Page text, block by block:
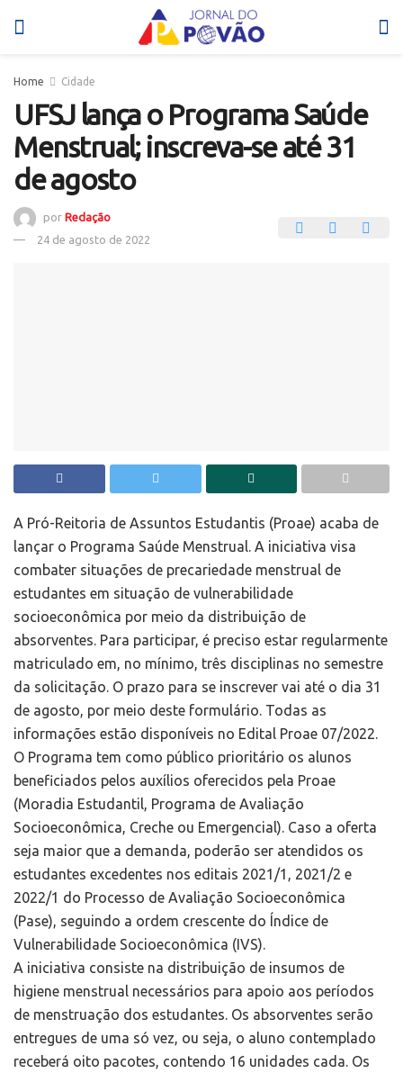
Home Cidade
UFSJ lança o Programa Saúde
Menstrual; inscreva-se até 31
de agosto
por Redação
24 de agosto de 2022
A Pró-Reitoria de Assuntos Estudantis (Proae) acaba de
lançar o Programa Saúde Menstrual. A iniciativa visa
combater situações de precariedade menstrual de
estudantes em situação de vulnerabilidade
socioeconômica por meio da distribuição de
absorventes. Para participar, é preciso estar regularmente
matriculado em, no mínimo, três disciplinas no semestre
da solicitação. O prazo para se inscrever vai até o dia 31
de agosto, por meio deste formulário. Todas as
informações estão disponíveis no Edital Proae 07/2022.
O Programa tem como público prioritário os alunos
beneficiados pelos auxílios oferecidos pela Proae
(Moradia Estudantil, Programa de Avaliação
Socioeconômica, Creche ou Emergencial). Caso a oferta
seja maior que a demanda, poderão ser atendidos os
estudantes excedentes nos editais 2021/1, 2021/2 e
2022/1 do Processo de Avaliação Socioeconômica
(Pase), seguindo a ordem crescente do Índice de
Vulnerabilidade Socioeconômica (IVS).
A iniciativa consiste na distribuição de insumos de
higiene menstrual necessários para apoio aos períodos
de menstruação dos estudantes. Os absorventes serão
entregues de uma só vez, ou seja, o aluno contemplado
receberá oito pacotes, contendo 16 unidades cada. Os